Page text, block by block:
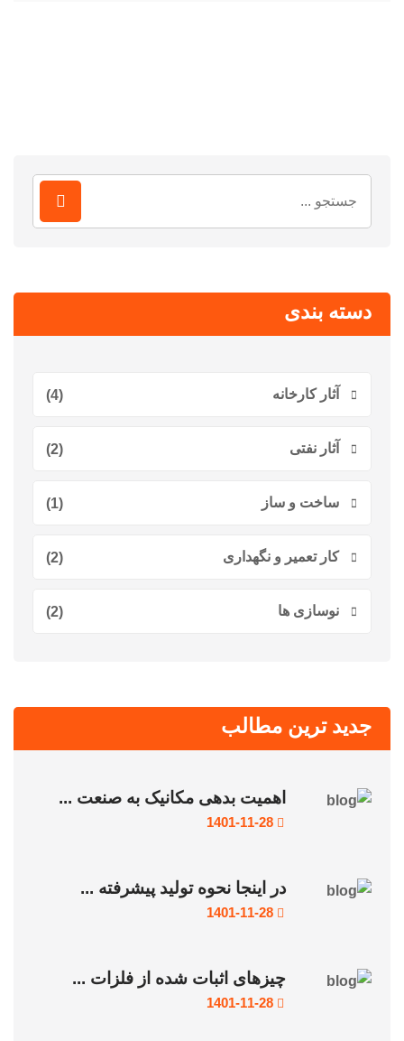
برای:
دسته بندی
آثار کارخانه (4)
آثار نفتی (2)
ساخت و ساز (1)
کار تعمیر و نگهداری (2)
نوسازی ها (2)
جدید ترین مطالب
اهمیت بدهی مکانیک به صنعت ...
1401-11-28
در اینجا نحوه تولید پیشرفته ...
1401-11-28
چیزهای اثبات شده از فلزات ...
1401-11-28